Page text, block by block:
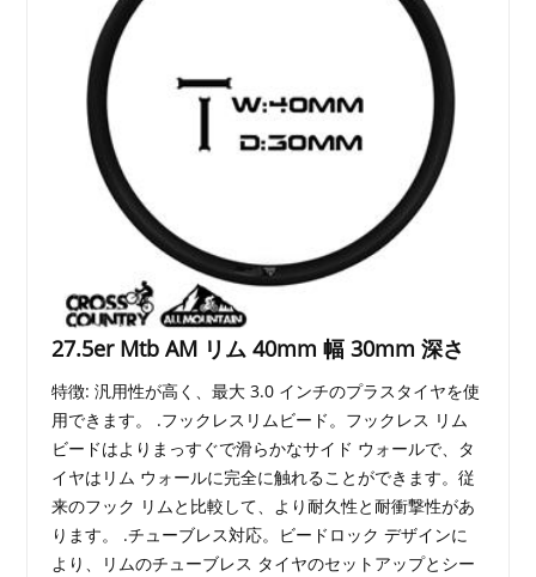
27.5er Mtb AM リム 40mm 幅 30mm 深さ
特徴: 汎用性が高く、最大 3.0 インチのプラスタイヤを使
用できます。 .フックレスリムビード。フックレス リム
ビードはよりまっすぐで滑らかなサイド ウォールで、タ
イヤはリム ウォールに完全に触れることができます。従
来のフック リムと比較して、より耐久性と耐衝撃性があ
ります。 .チューブレス対応。ビードロック デザインに
より、リムのチューブレス タイヤのセットアップとシー